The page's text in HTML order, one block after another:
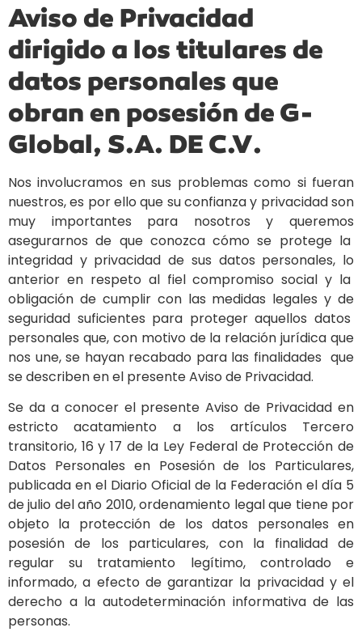
Aviso de Privacidad
dirigido a los titulares de
datos personales que
obran en posesión de G-
Global, S.A. DE C.V.
Nos involucramos en sus problemas como si fueran
nuestros, es por ello que su confianza y privacidad son
muy importantes para nosotros y queremos
asegurarnos de que conozca cómo se protege la
integridad y privacidad de sus datos personales, lo
anterior en respeto al fiel compromiso social y la
obligación de cumplir con las medidas legales y de
seguridad suficientes para proteger aquellos datos
personales que, con motivo de la relación jurídica que
nos une, se hayan recabado para las finalidades que
se describen en el presente Aviso de Privacidad.
Se da a conocer el presente Aviso de Privacidad en
estricto acatamiento a los artículos Tercero
transitorio, 16 y 17 de la Ley Federal de Protección de
Datos Personales en Posesión de los Particulares,
publicada en el Diario Oficial de la Federación el día 5
de julio del año 2010, ordenamiento legal que tiene por
objeto la protección de los datos personales en
posesión de los particulares, con la finalidad de
regular su tratamiento legítimo, controlado e
informado, a efecto de garantizar la privacidad y el
derecho a la autodeterminación informativa de las
personas.